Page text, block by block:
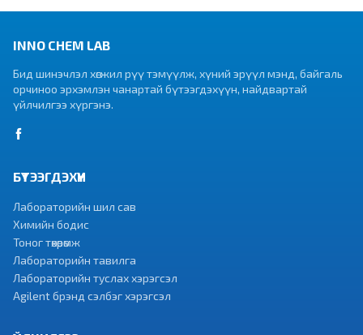
INNO CHEM LAB
Бид шинэчлэл хөгжил рүү тэмүүлж, хүний эрүүл мэнд, байгаль
орчиноо эрхэмлэн чанартай бүтээгдэхүүн, найдвартай
үйлчилгээ хүргэнэ.
БҮТЭЭГДЭХҮҮН
Лабораторийн шил сав
Химийн бодис
Тоног төхөөрөмж
Лабораторийн тавилга
Лабораторийн туслах хэрэгсэл
Agilent брэнд сэлбэг хэрэгсэл